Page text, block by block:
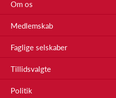
Om os
Medlemskab
Faglige selskaber
Tillidsvalgte
Politik